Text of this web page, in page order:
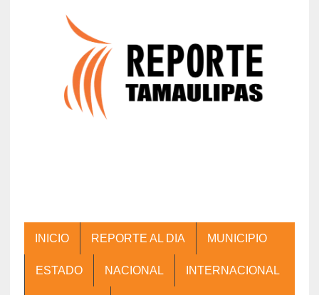
INICIO REPORTE AL DIA MUNICIPIO
ESTADO NACIONAL INTERNACIONAL